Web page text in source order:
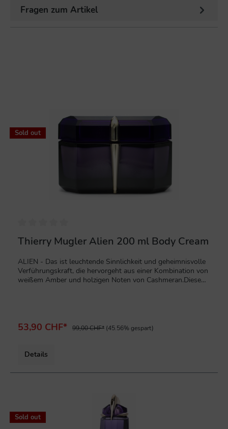
Fragen zum Artikel
Sold out
Thierry Mugler Alien 200 ml Body Cream
ALIEN - Das ist leuchtende Sinnlichkeit und geheimnisvolle
Verführungskraft, die hervorgeht aus einer Kombination von
weißem Amber und holzigen Noten von Cashmeran.Diese
Parfum - wie ein Impuls - das unsere Sehnsüchte, Freuden
entdecken.200 ml Body Cream Neuware in
53,90 CHF* 99,00 CHF* (45.56% gespart)
Details
Sold out